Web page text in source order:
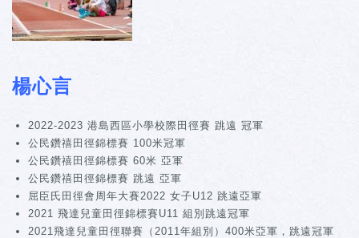
楊心言
2022-2023 港島西區小學校際田徑賽 跳遠 冠軍
公民鑽禧田徑錦標賽 100米冠軍
公民鑽禧田徑錦標賽 60米 亞軍
公民鑽禧田徑錦標賽 跳遠 亞軍
屈臣氏田徑會周年大賽2022 女子U12 跳遠亞軍
2021 飛達兒童田徑錦標賽U11 組別跳遠冠軍
2021飛達兒童田徑聯賽（2011年組別）400米亞軍，跳遠冠軍